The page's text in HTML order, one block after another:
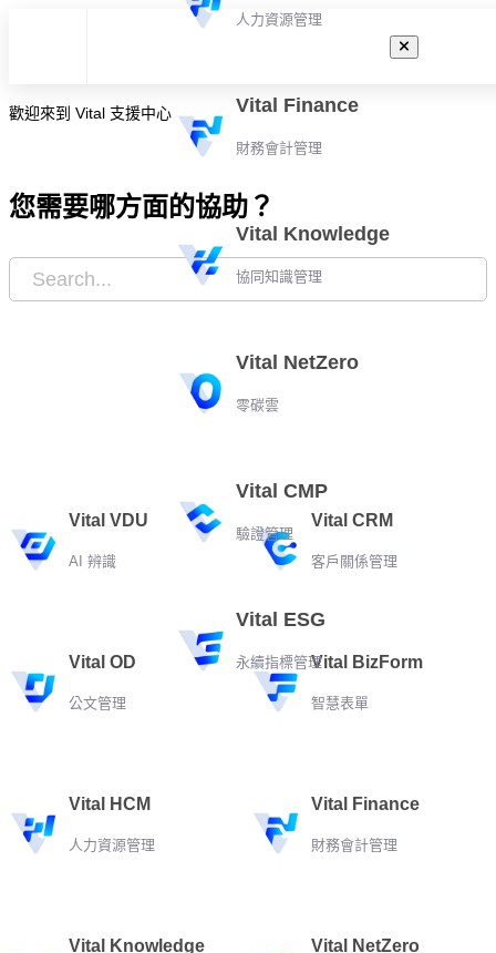
人力資源管理
Vital Finance
財務會計管理
Vital Knowledge
協同知識管理
Vital NetZero
零碳雲
Vital CMP
驗證管理
Vital ESG
永續指標管理
歡迎來到 Vital 支援中心
您需要哪方面的協助？
Vital VDU
AI 辨識
Vital CRM
客戶關係管理
Vital OD
公文管理
Vital BizForm
智慧表單
Vital HCM
人力資源管理
Vital Finance
財務會計管理
Vital Knowledge Vital NetZero